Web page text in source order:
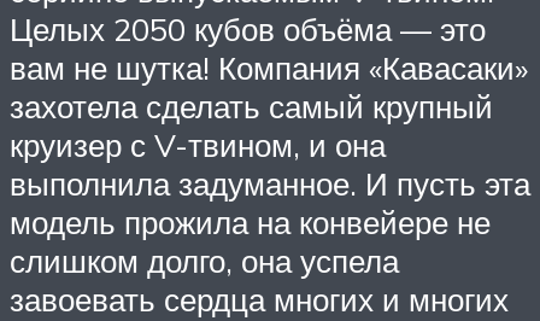
Целых 2050 кубов объёма — это
вам не шутка! Компания «Кавасаки»
захотела сделать самый крупный
круизер с V-твином, и она
выполнила задуманное. И пусть эта
модель прожила на конвейере не
слишком долго, она успела
завоевать сердца многих и многих